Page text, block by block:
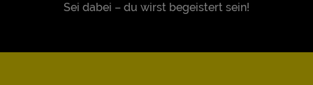
Sei dabei – du wirst begeistert sein!